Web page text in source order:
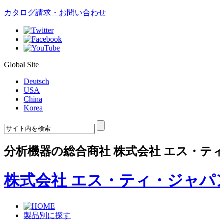
カタログ請求・お問い合わせ
Global Site
Deutsch
USA
China
Korea
分析機器の総合商社 株式会社 エス・テ
株式会社 エス・ティ・ジャパ
製品別に探す